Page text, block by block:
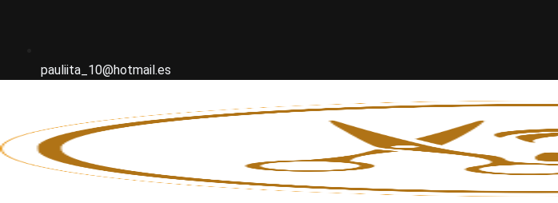
pauliita_10@hotmail.es